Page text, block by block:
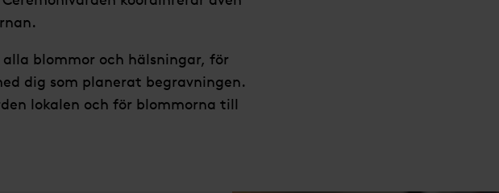
blommor och hälsningar, för
dig som planerat begravningen.
lokalen och för blommorna till